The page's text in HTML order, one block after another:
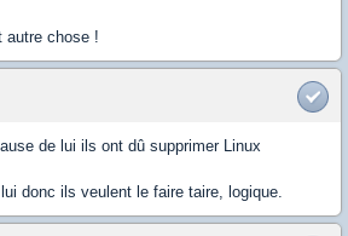
autre chose !
de lui ils ont dû supprimer Linux
donc ils veulent le faire taire, logique.